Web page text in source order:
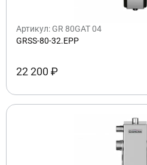
Артикул: GR 80GAT 04
GRSS-80-32.EPP
22 200 ₽